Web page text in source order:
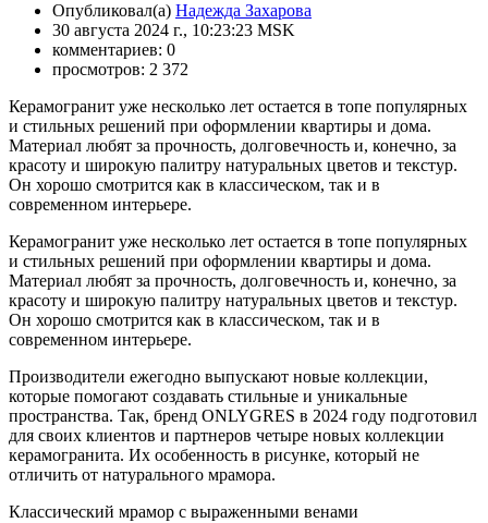
Опубликовал(а) Надежда Захарова
30 августа 2024 г., 10:23:23 MSK
комментариев: 0
просмотров: 2 372
Керамогранит уже несколько лет остается в топе популярных
и стильных решений при оформлении квартиры и дома.
Материал любят за прочность, долговечность и, конечно, за
красоту и широкую палитру натуральных цветов и текстур.
Он хорошо смотрится как в классическом, так и в
современном интерьере.
Керамогранит уже несколько лет остается в топе популярных
и стильных решений при оформлении квартиры и дома.
Материал любят за прочность, долговечность и, конечно, за
красоту и широкую палитру натуральных цветов и текстур.
Он хорошо смотрится как в классическом, так и в
современном интерьере.
Производители ежегодно выпускают новые коллекции,
которые помогают создавать стильные и уникальные
пространства. Так, бренд ONLYGRES в 2024 году подготовил
для своих клиентов и партнеров четыре новых коллекции
керамогранита. Их особенность в рисунке, который не
отличить от натурального мрамора.
Классический мрамор с выраженными венами